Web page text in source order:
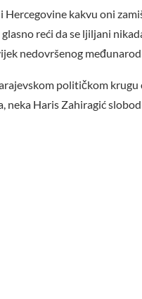
kakvu oni
reći da se ljiljani
nedovršenog
političkom
neka Haris Zahiragić